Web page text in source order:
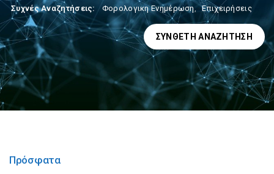
Συχνές Αναζητήσεις: Φορολογικη Ενημέρωση, Επιχειρήσεις
ΣΎΝΘΕΤΗ ΑΝΑΖΉΤΗΣΗ
Πρόσφατα